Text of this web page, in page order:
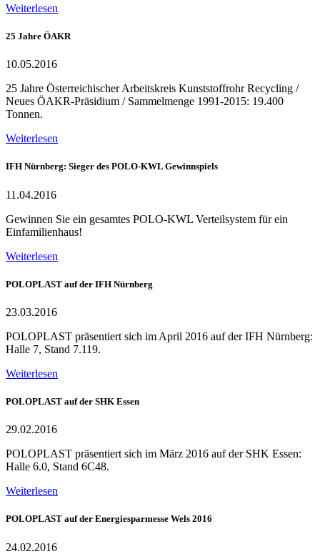
Weiterlesen
25 Jahre ÖAKR
10.05.2016
25 Jahre Österreichischer Arbeitskreis Kunststoffrohr Recycling /
Neues ÖAKR-Präsidium / Sammelmenge 1991-2015: 19.400
Tonnen.
Weiterlesen
IFH Nürnberg: Sieger des POLO-KWL Gewinnspiels
11.04.2016
Gewinnen Sie ein gesamtes POLO-KWL Verteilsystem für ein
Einfamilienhaus!
Weiterlesen
POLOPLAST auf der IFH Nürnberg
23.03.2016
POLOPLAST präsentiert sich im April 2016 auf der IFH Nürnberg:
Halle 7, Stand 7.119.
Weiterlesen
POLOPLAST auf der SHK Essen
29.02.2016
POLOPLAST präsentiert sich im März 2016 auf der SHK Essen:
Halle 6.0, Stand 6C48.
Weiterlesen
POLOPLAST auf der Energiesparmesse Wels 2016
24.02.2016